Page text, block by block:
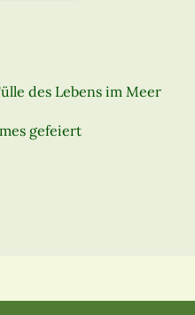
des Lebens im Meer
gefeiert